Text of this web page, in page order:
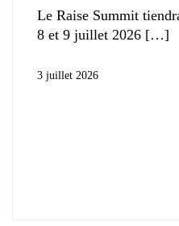
Le Raise Summit
8 et 9 juillet 2026
3 juillet 2026